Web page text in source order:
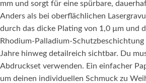
mm und sorgt für eine spürbare,
Anders als bei oberflächlichen
durch das dicke Plating von 1,0 µm und
Rhodium-Palladium-
Jahre hinweg detailreich sichtbar. Du
Abdruckset verwenden. Ein einfacher
um deinen individuellen Schmuck zu